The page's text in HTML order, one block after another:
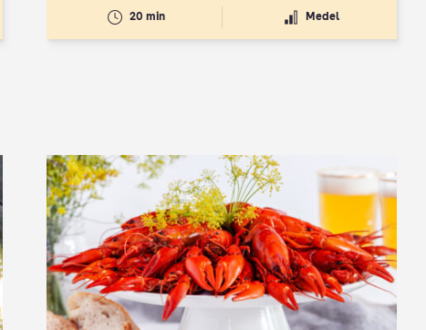
20 min Medel